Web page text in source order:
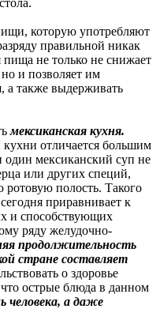
которую употребляют
правильной никак
пища не только не снижает
и позволяет им
а также выдерживать
мексиканская кухня.
отличается большим
мексиканский суп не
или других специй,
ротовую полость. Такого
приравнивает к
и способствующих
ряду желудочно-
продолжительность
стране составляет
о здоровье
острые блюда в данном
а даже